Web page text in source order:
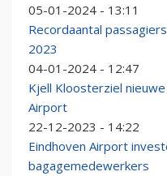
05-01-2024 - 13:11
Recordaantal
2023
04-01-2024 - 12:47
Kjell Kloosterziel
Airport
22-12-2023 - 14:22
Eindhoven Airport
bagagemedewerkers